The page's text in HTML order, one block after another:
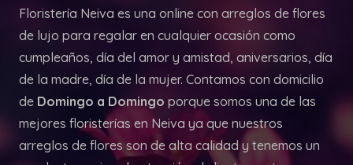
Floristería Neiva es una online con arreglos de flores
de lujo para regalar en cualquier ocasión como
cumpleaños, día del amor y amistad, aniversarios, día
de la madre, día de la mujer. Contamos con domicilio
de Domingo a Domingo porque somos una de las
mejores floristerías en Neiva ya que nuestros
arreglos de flores son de alta calidad y tenemos un